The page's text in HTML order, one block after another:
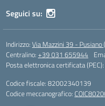
Seguici su:
Indirizzo:Via Mazzini 39 - Pusiano
Centralino:+39 031 655944
Posta elettronica certificata (PEC):
Codice fiscale: 82002340139
Codice meccanografico: